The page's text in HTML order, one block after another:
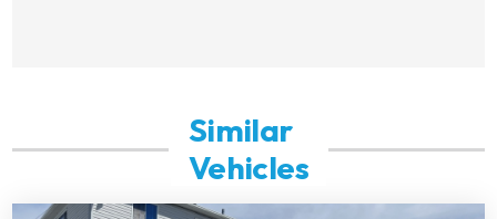
Similar
Vehicles